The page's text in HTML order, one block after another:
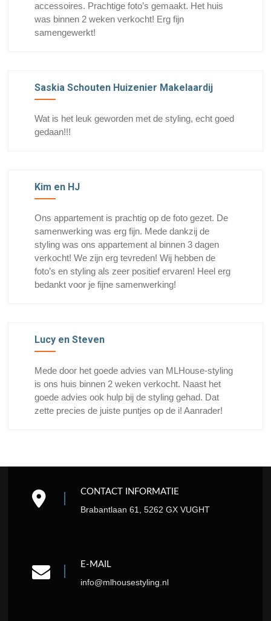
accessoires. Prachtige foto’s gemaakt. Het huis
was binnen 2 weken verkocht! Erg fijn
samengewerkt!
Saskia Schouten Huizenier Makelaardij
Wat is het leuk geworden met de styling, echt goed
gedaan!!!
Kim en HJ
Ons appartement is prachtig op de foto gezet. De
samenwerking was erg fijn. Mede dankzij de
styling was ons appartement al binnen 3 dagen
verkocht! We zijn erg tevreden! Wij hebben de
foto’s en styling als zeer positief ervaren! Heel erg
bedankt voor je fijne samenwerking!
Lucy en Steven
Mede door het goede advies van MLHouse-styling
is ons huis binnen 2 weken verkocht. Naast het
goede advies ook hulp bij de styling gehad. Dat
zette precies de juiste puntjes op de i! Aanrader!
CONTACT INFORMATIE
Brabantlaan 61, 5262 GX VUGHT
E-MAIL
info@mlhousestyling.nl